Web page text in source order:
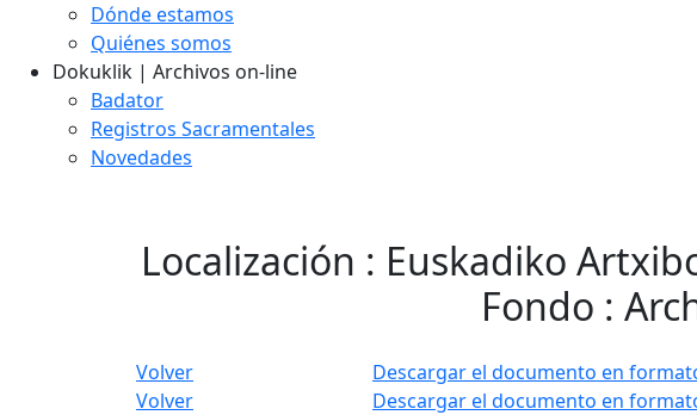
Dónde estamos
Quiénes somos
Dokuklik | Archivos on-line
Badator
Registros Sacramentales
Novedades
Localización : Euskadiko
Fondo :
Volver
Descargar el documento en
Volver
Descargar el documento en